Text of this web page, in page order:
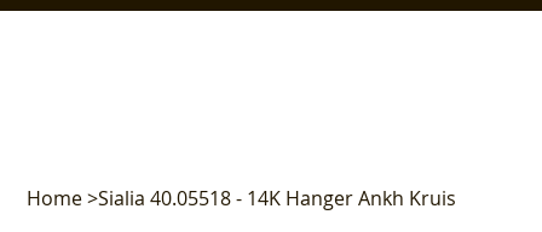
Home>Sialia 40.05518 - 14K Hanger Ankh Kruis